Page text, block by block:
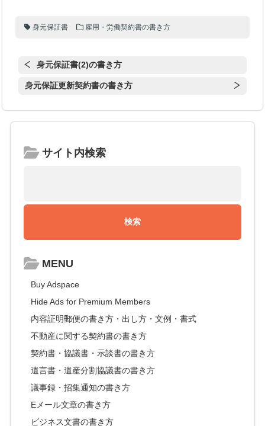
身元保証書 雇用・労働契約書の書き方
身元保証書(2)の書き方
身元保証更新契約書の書き方
サイト内検索
MENU
Buy Adspace
Hide Ads for Premium Members
内容証明郵便の書き方・出し方・文例・書式
不動産に関する契約書の書き方
契約書・協議書・示談書の書き方
遺言書・遺産分割協議書の書き方
議事録・招集通知の書き方
Eメール文章の書き方
ビジネス文書の書き方